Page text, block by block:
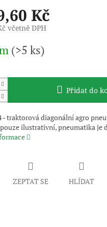
Kč
včetně DPH
(>5 ks)
Přidat do
- traktorová diagonální agro
ilustrativní, pneumatika je
ZEPTAT SE HLÍDAT